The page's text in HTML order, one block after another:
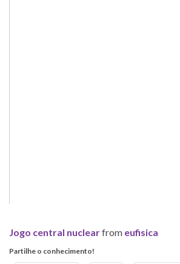
Jogo central nuclearfrom eufisica
Partilhe o conhecimento!